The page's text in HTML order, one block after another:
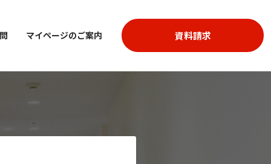
マイページのご案内 資料請求